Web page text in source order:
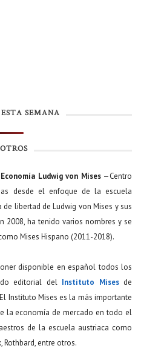
SEMANA
Ludwig von Mises—Centro
desde el enfoque de la escuela
libertad de Ludwig von Mises y sus
2008, ha tenido varios nombres y se
Mises Hispano (2011-2018).
disponible en español todos los
editorial del Instituto Misesde
Instituto Mises es la más importante
la economía de mercado en todo el
de la escuela austriaca como
Rothbard, entre otros.